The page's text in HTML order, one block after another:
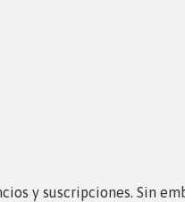
y suscripciones. Sin